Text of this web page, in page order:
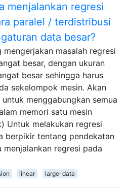
menjalankan regresi
paralel / terdistribusi
data besar?
mengerjakan masalah regresi
besar, dengan ukuran
besar sehingga harus
sekelompok mesin. Akan
menggabungkan semua
memori satu mesin
Untuk melakukan regresi
berpikir tentang pendekatan
menjalankan regresi pada
linear large-data